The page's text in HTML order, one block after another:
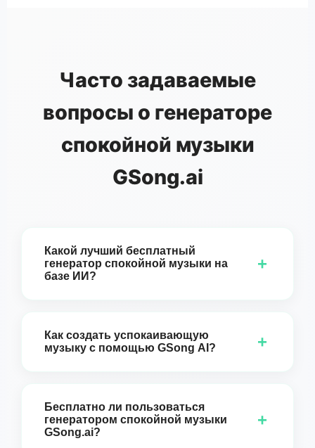
Часто задаваемые
вопросы о генераторе
спокойной музыки
GSong.ai
Какой лучший бесплатный
генератор спокойной музыки на
базе ИИ?
+
бесплатных генераторов спокойной музыки на
основе ИИ, доступных онлайн. Наш Генератор
музыки профессионального уровня за
считанные секунды. Вы можете попробовать
Как создать успокаивающую
музыку с помощью GSong AI?
+
Music Generator от GSong.ai просто: Сначала
выберите между Режимом «Просто» (для
быстрой генерации) или Режимом
Бесплатно ли пользоваться
генератором спокойной музыки
GSong.ai?
+